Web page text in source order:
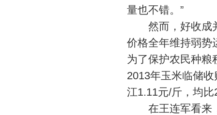
量也不错。”
然而，好收成并
价格全年维持弱势
为了保护农民种粮
2013年玉米临储
江1.11元/斤，均
在王连军看来，